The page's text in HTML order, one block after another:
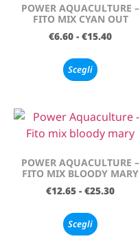
POWER AQUACULTURE –
FITO MIX CYAN OUT
€6.60 - €15.40
Scegli
POWER AQUACULTURE –
FITO MIX BLOODY MARY
€12.65 - €25.30
Scegli